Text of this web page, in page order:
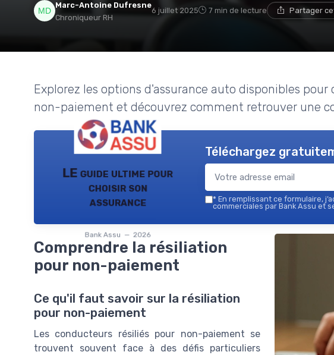
Marc-Antoine Dufresne
Chroniqueur RH
6 juillet 2025 7 min de lecture Partager
Explorez les options d'assurance auto disponibles
non-paiement et découvrez comment retrouver une
LE guide ultime pour
choisir son
assurance
Bank Assu — 2026
Téléchargez
* En remplissant ce formulaire,
commerciales par Bank Assu et
Comprendre la résiliation
pour non-paiement
Ce qu'il faut savoir sur la résiliation
pour non-paiement
Les conducteurs résiliés pour non-paiement se
trouvent souvent face à des défis particuliers